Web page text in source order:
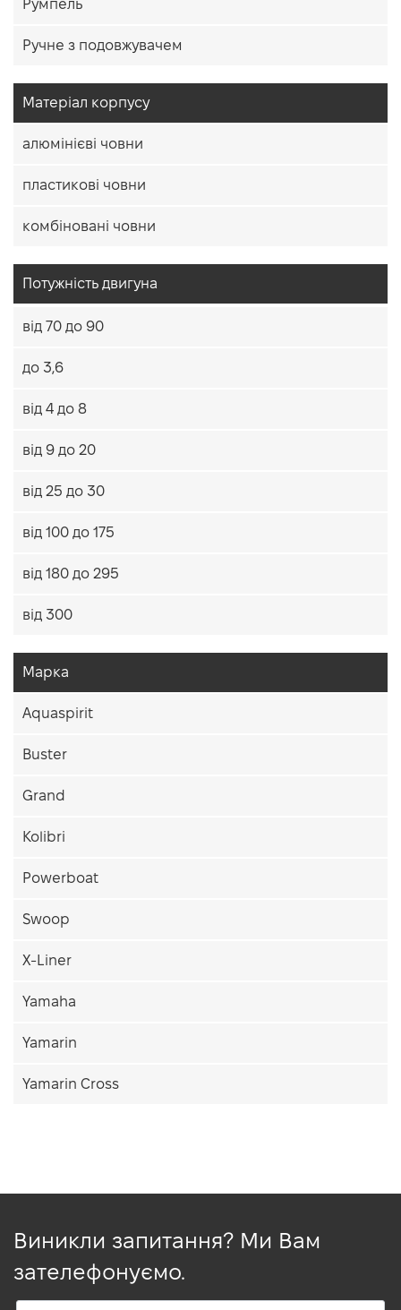
Румпель
Ручне з подовжувачем
Матеріал корпусу
алюмінієві човни
пластикові човни
комбіновані човни
Потужність двигуна
від 70 до 90
до 3,6
від 4 до 8
від 9 до 20
від 25 до 30
від 100 до 175
від 180 до 295
від 300
Марка
Aquaspirit
Buster
Grand
Kolibri
Powerboat
Swoop
X-Liner
Yamaha
Yamarin
Yamarin Cross
Виникли запитання? Ми Вам
зателефонуємо.